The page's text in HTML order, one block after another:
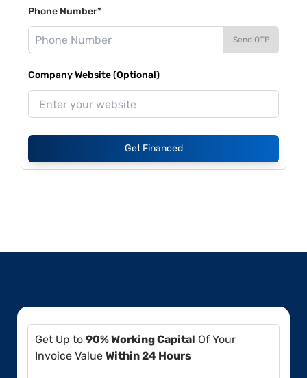
Phone Number*
Send OTP
Company Website (Optional)
Get Financed
Get Up to 90% Working Capital Of Your
Invoice Value Within 24 Hours